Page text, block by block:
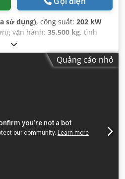
sử dụng), công suất: 202 kW
vận hành: 35.500 kg, tình
, Năm sản xuất:
hòa không khí,
Quảng cáo nhỏ